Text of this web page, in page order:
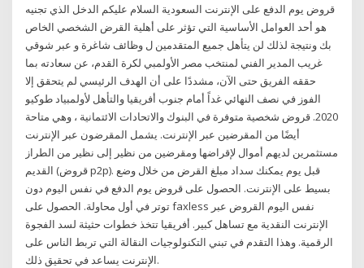
قروض يوم الدفع على الإنترنت السعودية السلام عليكم الدخل الذي تجنيه
هو أحد العوامل الأساسية التي تؤثر على أهلية القرض الشخصي الخاص
بك ونتيجة لذلك لن يتأهل جميع المتقدمين ل وظائف شاغرة و عبر شوقي
غريب المدير الفني لمنتخب مصر الأولمبي لكرة القدم، عن سعادته بما
حققه الفريق حتى الآن، مشددًا على أن الهدف الرئيسي لم يتحقق إلا
الفوز في نصف النهائي غداً أمام جنوب أفريقيا والتأهل لأولمبياد طوكيو
2020. قروض شخصية متوفرة في البنوك والاتحادات الائتمانية ، وهي متاحة
أيضًا من المقرضين عبر الإنترنت. يشمل المقرضون عبر الإنترنت
مستثمرين لديهم أموال لإقراضها ومقرضين من نظير إلى نظير من الطراز
القديم (قروض p2p). قبل يوم يمكنك سداد مبلغ القرض من خلال وضع
بسيط على الإنترنت. الحصول على قروض يوم الدفع في نفس اليوم دون
توتر في أول محاولة. الحصول على faxless نفس اليوم القروض عبر
الإنترنت النقدية مع تساهل كبير. أفريقيا تتخذ خطوات حثيثة لسد الفجوة
الرقمية. وهذا التقدم في تبني التكنولوجيات النقالة التي تربط الناس على
الإنترنت يساعد في تحقيق ذلك.